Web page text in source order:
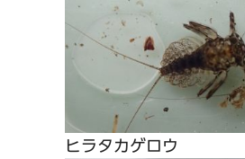
ヒラタカゲロウ